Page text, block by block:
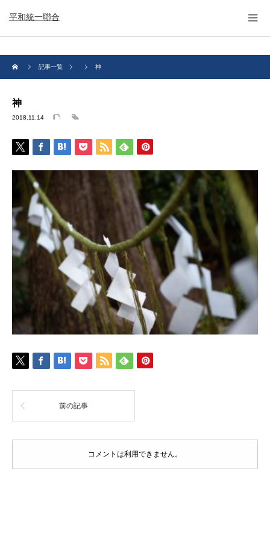
平和統一聯合
記事一覧 神
神
2018.11.14
前の記事
コメントは利用できません。